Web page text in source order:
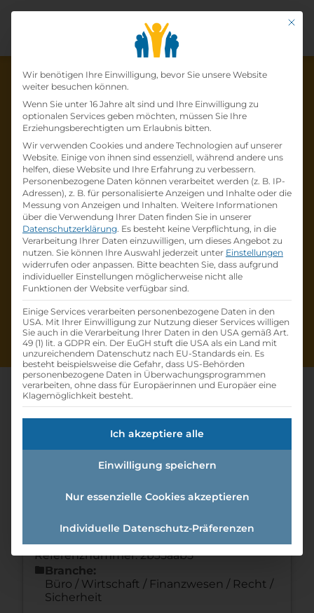
Die Lehrstelle wurde schon
besetzt!
Die LehrstelleVerwaltungsassistent:Inbei
AUVA - Allgemeine
Unfallversicherungsanstaltist schonbesetzt
Firmenprofil besuchen
Andere Lehrstelle suchen
Verwaltungsassistent:in
Offene Lehrstellen
Details zur Lehrstelle
Referenznummer: 2b35aab5
folderBranche:
Büro / Wirtschaft / Finanzwesen / Recht /
Sicherheit
Mit
Datenschutz-
Wir benötigen Ihre Einwilligung, bevor Sie unsere Website
weiter besuchen können.
Wenn Sie unter 16 Jahre alt sind und Ihre Einwilligung zu
optionalen Services geben möchten, müssen Sie Ihre
Erziehungsberechtigten um Erlaubnis bitten.
Wir verwenden Cookies und andere Technologien auf unserer
Website. Einige von ihnen sind essenziell, während andere uns
helfen, diese Website und Ihre Erfahrung zu verbessern.
Personenbezogene Daten können verarbeitet werden (z. B. IP-
Adressen), z. B. für personalisierte Anzeigen und Inhalte oder die
Messung von Anzeigen und Inhalten. Weitere Informationen
über die Verwendung Ihrer Daten finden Sie in unserer
Datenschutzerklärung. Es besteht keine Verpflichtung, in die
Verarbeitung Ihrer Daten einzuwilligen, um dieses Angebot zu
nutzen. Sie können Ihre Auswahl jederzeit unter Einstellungen
widerrufen oder anpassen. Bitte beachten Sie, dass aufgrund
individueller Einstellungen möglicherweise nicht alle
Funktionen der Website verfügbar sind.
Einige Services verarbeiten personenbezogene Daten in den
USA. Mit Ihrer Einwilligung zur Nutzung dieser Services willigen
Sie auch in die Verarbeitung Ihrer Daten in den USA gemäß Art.
49 (1) lit. a GDPR ein. Der EuGH stuft die USA als ein Land mit
unzureichendem Datenschutz nach EU-Standards ein. Es
besteht beispielsweise die Gefahr, dass US-Behörden
personenbezogene Daten in Überwachungsprogrammen
verarbeiten, ohne dass für Europäerinnen und Europäer eine
Klagemöglichkeit besteht.
Ich akzeptiere alle
Einwilligung speichern
Nur essenzielle Cookies akzeptieren
Individuelle Datenschutz-Präferenzen